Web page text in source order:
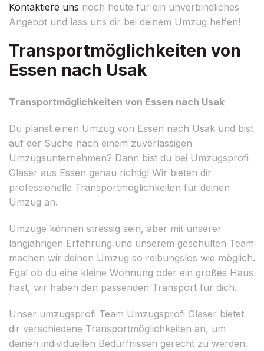
Kontaktiere uns noch heute für ein unverbindliches
Angebot und lass uns dir bei deinem Umzug helfen!
Transportmöglichkeiten von
Essen nach Usak
Transportmöglichkeiten von Essen nach Usak
Du planst einen Umzug von Essen nach Usak und bist
auf der Suche nach einem zuverlässigen
Umzugsunternehmen? Dann bist du bei Umzugsprofi
Glaser aus Essen genau richtig! Wir bieten dir
professionelle Transportmöglichkeiten für deinen
Umzug an.
Umzüge können stressig sein, aber mit unserer
langjährigen Erfahrung und unserem geschulten Team
machen wir deinen Umzug so reibungslos wie möglich.
Egal ob du eine kleine Wohnung oder ein großes Haus
hast, wir haben den passenden Transport für dich.
Unser umzugsprofi Team Umzugsprofi Glaser bietet
dir verschiedene Transportmöglichkeiten an, um
deinen individuellen Bedürfnissen gerecht zu werden.